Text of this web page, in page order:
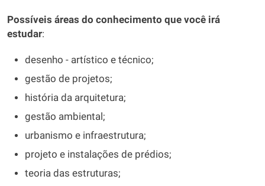
Possíveis áreas do conhecimento que você irá
estudar:
desenho - artístico e técnico;
gestão de projetos;
história da arquitetura;
gestão ambiental;
urbanismo e infraestrutura;
projeto e instalações de prédios;
teoria das estruturas;